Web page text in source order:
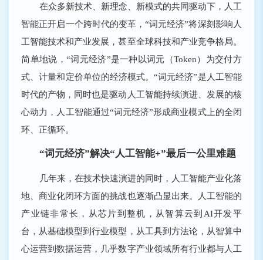
在众多新技术、新理念、新模式的共同驱动下，人工
智能正开启一个跨时代的变革，“词元经济”将深刻影响人
工智能技术和产业发展，甚至全球科技和产业竞争格局。
简单地说，“词元经济”是一种以词元（Token）为交付方
式、计量和定价单位的经济模式。“词元经济”是人工智能
时代的产物，同时也是驱动人工智能持续演进、发展的核
心动力，人工智能通过“词元经济”形成商业模式上的全闭
环、正循环。
“词元经济”解决“人工智能+”最后一公里难题
几年来，在技术快速演进的同时，人工智能产业化落
地、商业化闭环方面的挑战也逐渐凸显出来。人工智能的
产业链非常长，从芯片到整机，从智算云到AI开发平
台，从基础模型到行业模型，从工具到方法论，从智算中
心运营到数据运营，几乎数字产业领域所有行业都与人工